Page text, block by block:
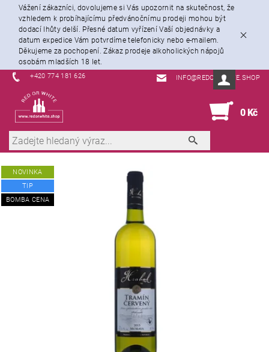
Vážení zákazníci, dovolujeme si Vás upozornit na skutečnost, že
vzhledem k probíhajícímu předvánočnímu prodeji mohou být
dodací lhůty delší. Přesné datum vyřízení Vaší objednávky a
datum expedice Vám potvrdíme telefonicky nebo e-mailem.
Děkujeme za pochopení. Zákaz prodeje alkoholických nápojů
osobám mladších 18 let.
+420 774 181 626 INFO@REDORWHITE.SHOP
0 Kč
NOVINKA
TIP
BOMBA CENA